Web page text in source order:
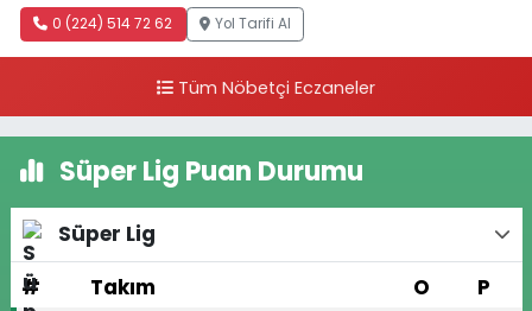
0 (224) 514 72 62 Yol Tarifi Al
Tüm Nöbetçi Eczaneler
Süper Lig Puan Durumu
Süper Lig
#
Takım O P